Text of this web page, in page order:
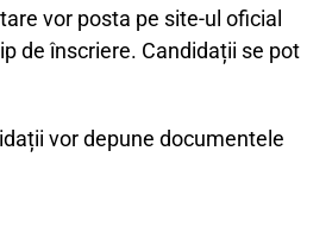
vor posta pe site-ul oficial
de înscriere. Candidații se pot
vor depune documentele